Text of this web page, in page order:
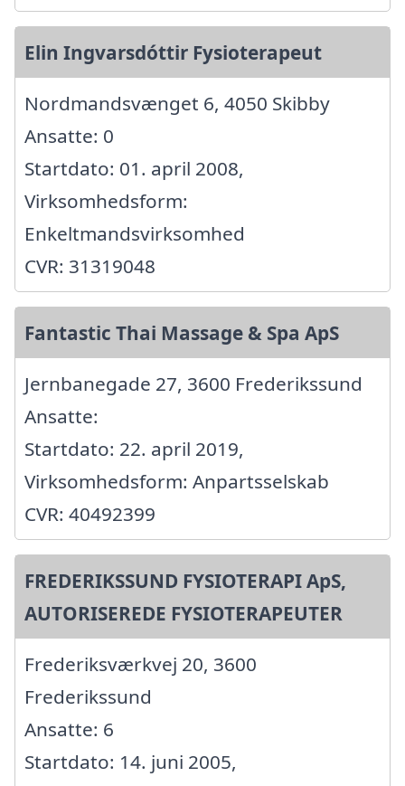
Elin Ingvarsdóttir Fysioterapeut
Nordmandsvænget 6, 4050 Skibby
Ansatte: 0
Startdato: 01. april 2008,
Virksomhedsform:
Enkeltmandsvirksomhed
CVR: 31319048
Fantastic Thai Massage & Spa ApS
Jernbanegade 27, 3600 Frederikssund
Ansatte:
Startdato: 22. april 2019,
Virksomhedsform: Anpartsselskab
CVR: 40492399
FREDERIKSSUND FYSIOTERAPI ApS,
AUTORISEREDE FYSIOTERAPEUTER
Frederiksværkvej 20, 3600
Frederikssund
Ansatte: 6
Startdato: 14. juni 2005,